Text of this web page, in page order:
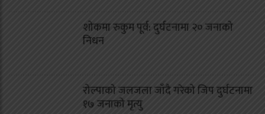
शोकमा रुकुम पूर्व: दुर्घटनामा २० जनाको
निधन
रोल्पाको जलजला जाँदै गरेको जिप दुर्घटनामा
१७ जनाको मृत्यु